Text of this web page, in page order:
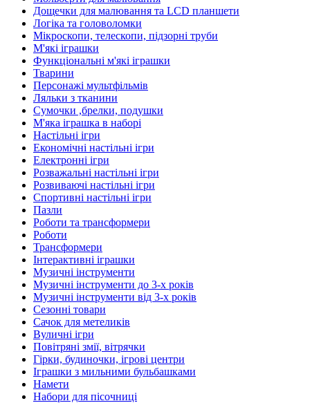
Дощечки для малювання та LCD планшети
Логіка та головоломки
Мікроскопи, телескопи, підзорні труби
М'які іграшки
Функціональні м'які іграшки
Тварини
Персонажі мультфільмів
Ляльки з тканини
Сумочки ,брелки, подушки
М'яка іграшка в наборі
Настільні ігри
Економічні настільні ігри
Електронні ігри
Розважальні настільні ігри
Розвиваючі настільні ігри
Спортивні настільні ігри
Пазли
Роботи та трансформери
Роботи
Трансформери
Інтерактивні іграшки
Музичні інструменти
Музичні інструменти до 3-х років
Музичні інструменти від 3-х років
Сезонні товари
Сачок для метеликів
Вуличні ігри
Повітряні змії, вітрячки
Гірки, будиночки, ігрові центри
Іграшки з мильними бульбашками
Намети
Набори для пісочниці